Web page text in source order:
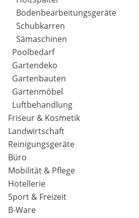
Bodenbearbeitungsgeräte
Schubkarren
Sämaschinen
Poolbedarf
Gartendeko
Gartenbauten
Gartenmöbel
Luftbehandlung
Friseur & Kosmetik
Landwirtschaft
Reinigungsgeräte
Büro
Mobilität & Pflege
Hotellerie
Sport & Freizeit
B-Ware